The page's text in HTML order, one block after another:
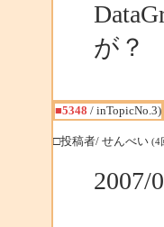
が？
■5348 / inTopicNo.3)
□投稿者/ せんべい (4
2007/